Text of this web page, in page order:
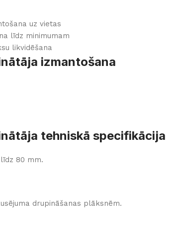
uz vietas
līdz minimumam
likvidēšana
izmantošana
tehniskā specifikācija
80 mm.
drupināšanas plāksnēm.